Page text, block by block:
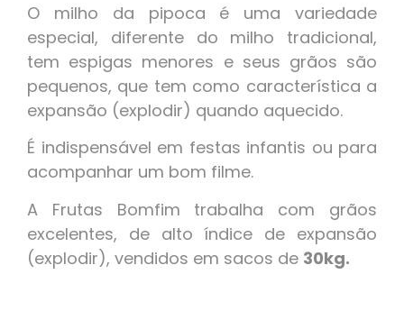
O milho da pipoca é uma variedade
especial, diferente do milho tradicional,
tem espigas menores e seus grãos são
pequenos, que tem como característica a
expansão (explodir) quando aquecido.
É indispensável em festas infantis ou para
acompanhar um bom filme.
A Frutas Bomfim trabalha com grãos
excelentes, de alto índice de expansão
(explodir), vendidos em sacos de 30kg.